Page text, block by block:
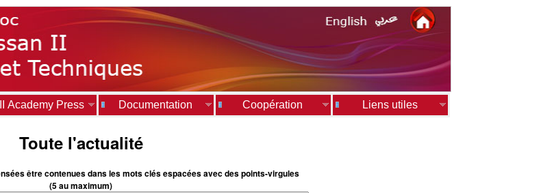
Academy Press Documentation Coopération Liens utiles
Toute l'actualité
être contenues dans les mots clés espacées avec des points-virgules
(5 au maximum)